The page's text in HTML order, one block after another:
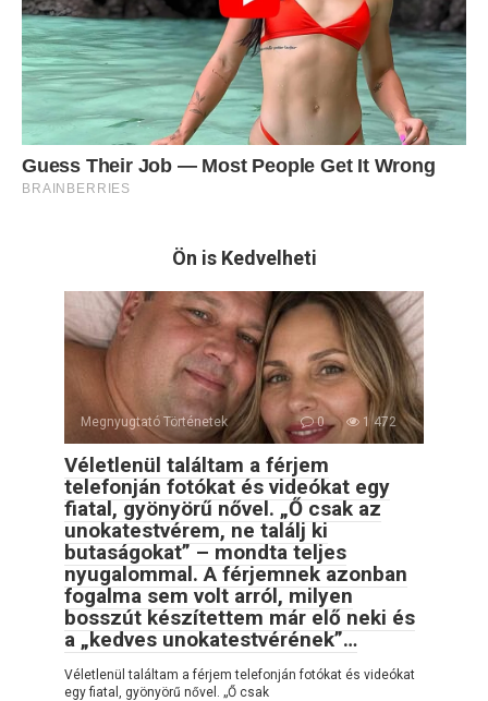
Ön is Kedvelheti
Megnyugtató Történetek 0 1 472
Véletlenül találtam a férjem
telefonján fotókat és videókat egy
fiatal, gyönyörű nővel. „Ő csak az
unokatestvérem, ne találj ki
butaságokat” – mondta teljes
nyugalommal. A férjemnek azonban
fogalma sem volt arról, milyen
bosszút készítettem már elő neki és
a „kedves unokatestvérének”…
Véletlenül találtam a férjem telefonján fotókat és videókat
egy fiatal, gyönyörű nővel. „Ő csak